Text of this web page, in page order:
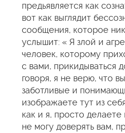
предьявляется как
вот как выглядит
сообщения, которое
услышит: « Я злой и
человек, которому
с вами, прикидываться
говоря, я не верю, что
заботливые и
изображаете тут из
как и я, просто
не могу доверять вам,